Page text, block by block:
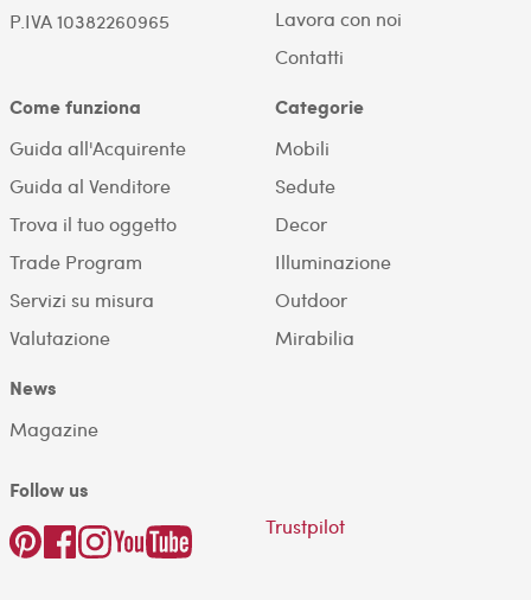
P.IVA 10382260965
Lavora con noi
Contatti
Come funziona
Guida all'Acquirente
Guida al Venditore
Trova il tuo oggetto
Trade Program
Servizi su misura
Valutazione
Categorie
Mobili
Sedute
Decor
Illuminazione
Outdoor
Mirabilia
News
Magazine
Follow us
Trustpilot